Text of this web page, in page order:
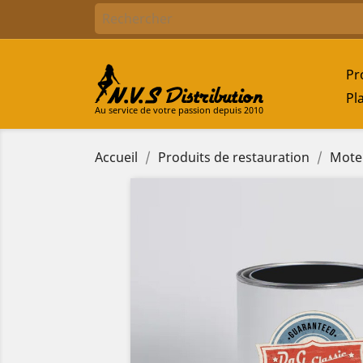
Au service de votre passion depuis 2010
Accueil Produits de restauration